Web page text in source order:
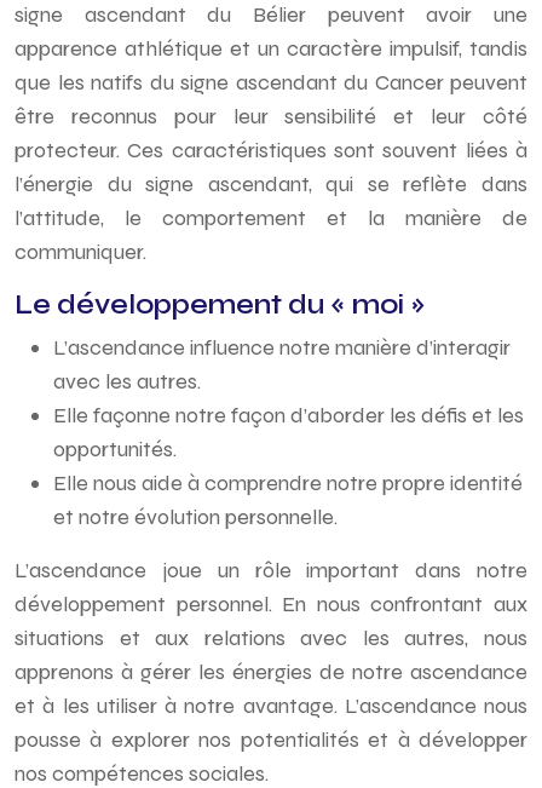
signe ascendant du Bélier peuvent avoir une
apparence athlétique et un caractère impulsif, tandis
que les natifs du signe ascendant du Cancer peuvent
être reconnus pour leur sensibilité et leur côté
protecteur. Ces caractéristiques sont souvent liées à
l’énergie du signe ascendant, qui se reflète dans
l’attitude, le comportement et la manière de
communiquer.
Le développement du « moi »
L’ascendance influence notre manière d’interagir
avec les autres.
Elle façonne notre façon d’aborder les défis et les
opportunités.
Elle nous aide à comprendre notre propre identité
et notre évolution personnelle.
L’ascendance joue un rôle important dans notre
développement personnel. En nous confrontant aux
situations et aux relations avec les autres, nous
apprenons à gérer les énergies de notre ascendance
et à les utiliser à notre avantage. L’ascendance nous
pousse à explorer nos potentialités et à développer
nos compétences sociales.